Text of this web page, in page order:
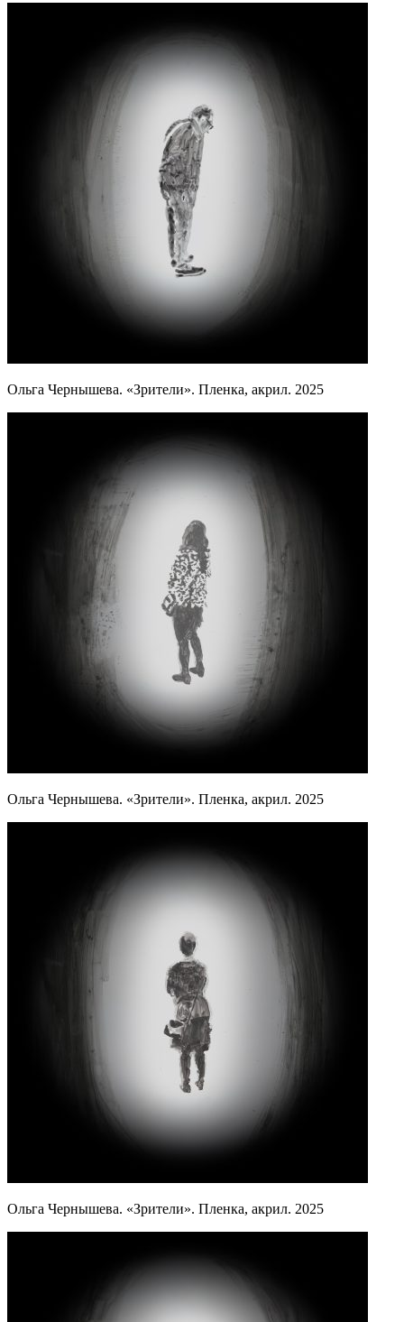
Ольга Чернышева. «Зрители». Пленка, акрил. 2025
Ольга Чернышева. «Зрители». Пленка, акрил. 2025
Ольга Чернышева. «Зрители». Пленка, акрил. 2025